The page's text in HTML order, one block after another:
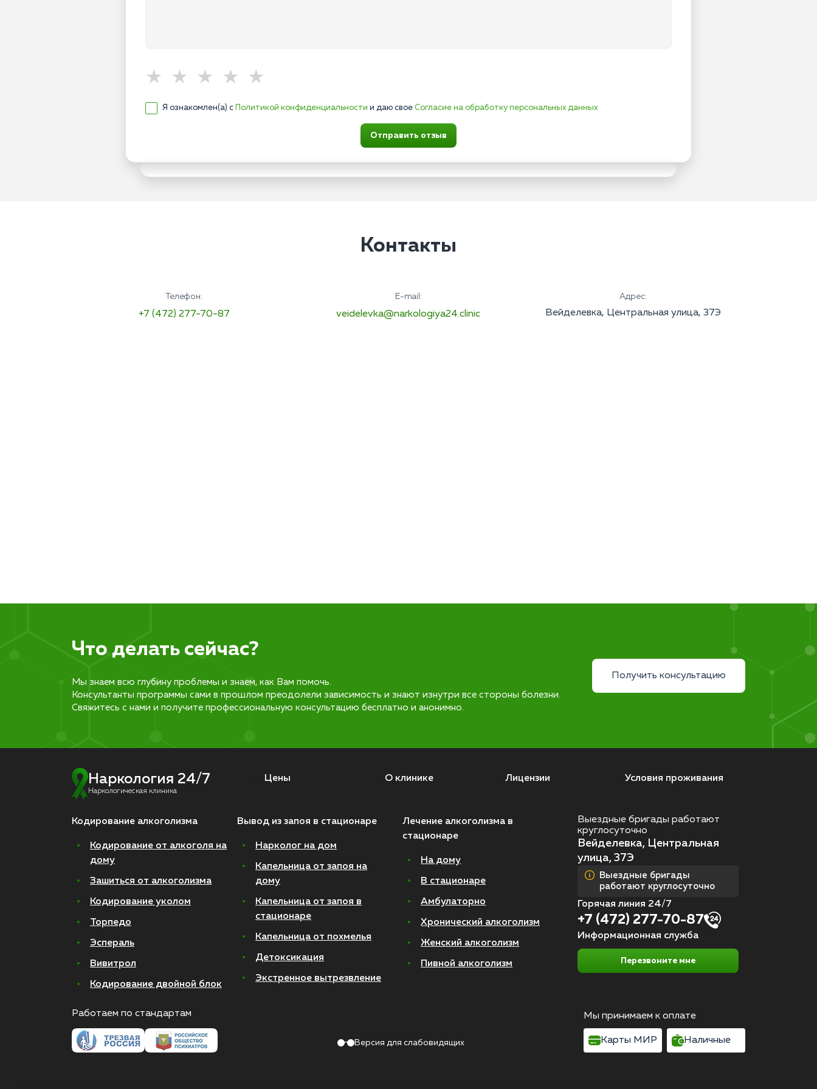
Я ознакомлен(а) с Политикой конфиденциальности и даю свое Согласие на обработку персональных данных
Отправить отзыв
Контакты
Телефон:
+7 (472) 277-70-87
E-mail:
veidelevka@narkologiya24.clinic
Адрес:
Вейделевка, Центральная улица, 37Э
Что делать сейчас?
Мы знаем всю глубину проблемы и знаем, как Вам помочь.
Консультанты программы сами в прошлом преодолели зависимость и знают изнутри все стороны болезни.
Свяжитесь с нами и получите профессиональную консультацию бесплатно и анонимно.
Получить консультацию
Наркология 24/7
Наркологическая клиника
Цены О клинике Лицензии Условия проживания
Кодирование алкоголизма
Кодирование от алкоголя на
дому
Зашиться от алкоголизма
Кодирование уколом
Торпедо
Эспераль
Вивитрол
Кодирование двойной блок
Вывод из запоя в стационаре
Нарколог на дом
Капельница от запоя на
дому
Капельница от запоя в
стационаре
Капельница от похмелья
Детоксикация
Экстренное вытрезвление
Лечение алкоголизма в
стационаре
На дому
В стационаре
Амбулаторно
Хронический алкоголизм
Женский алкоголизм
Пивной алкоголизм
Выездные бригады работают
круглосуточно
Вейделевка, Центральная
улица, 37Э
Выездные бригады
работают круглосуточно
Горячая линия 24/7
+7 (472) 277-70-87
Информационная служба
Перезвоните мне
Работаем по стандартам
Версия для слабовидящих
Мы принимаем к оплате
Карты МИР Наличные